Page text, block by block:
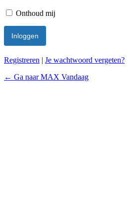
Onthoud mij
Registreren | Je wachtwoord vergeten?
← Ga naar MAX Vandaag